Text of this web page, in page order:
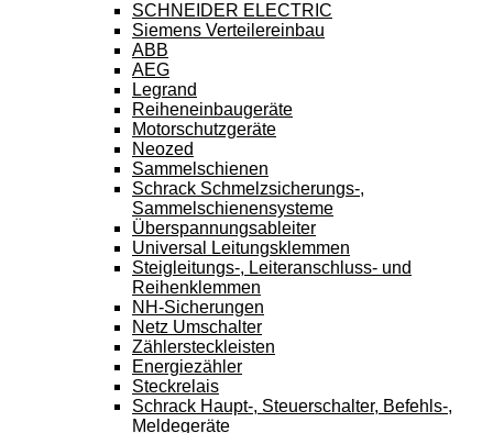
SCHNEIDER ELECTRIC
Siemens Verteilereinbau
ABB
AEG
Legrand
Reiheneinbaugeräte
Motorschutzgeräte
Neozed
Sammelschienen
Schrack Schmelzsicherungs-,
Sammelschienensysteme
Überspannungsableiter
Universal Leitungsklemmen
Steigleitungs-, Leiteranschluss- und
Reihenklemmen
NH-Sicherungen
Netz Umschalter
Zählersteckleisten
Energiezähler
Steckrelais
Schrack Haupt-, Steuerschalter, Befehls-,
Meldegeräte